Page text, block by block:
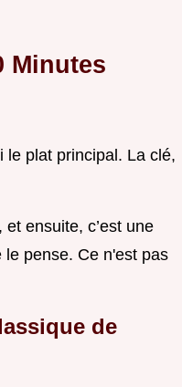
Minutes
le plat principal. La clé,
ensuite, c’est une
pense. Ce n'est pas
de